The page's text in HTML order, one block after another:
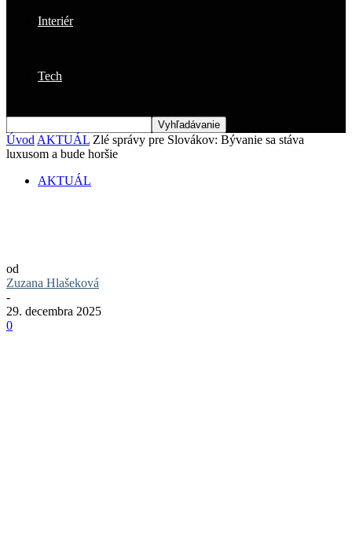
Interiér
Tech
Úvod AKTUÁL Zlé správy pre Slovákov: Bývanie sa stáva
luxusom a bude horšie
AKTUÁL
od
Zuzana Hlašeková
-
29. decembra 2025
0